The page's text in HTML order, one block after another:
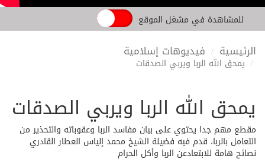
للمشاهدة في مشغل الموقع
الرئيسية فيديوهات إسلامية
يمحق الله الربا ويربي الصدقات
يمحق الله الربا ويربي الصدقات
مقطع مهم جدا يحتوي على بيان مفاسد الربا وعقوباته والتحذير من
التعامل بالربا، قدم فيه فضيلة الشيخ محمد إلياس العطار القادري
نصائح هامة للابتعادعن الربا وأكل الحرام